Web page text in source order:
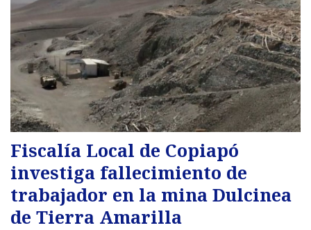
Fiscalía Local de Copiapó
investiga fallecimiento de
trabajador en la mina Dulcinea
de Tierra Amarilla